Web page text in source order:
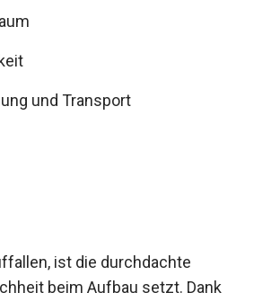
und Transport
ist die durchdachte
beim Aufbau setzt.